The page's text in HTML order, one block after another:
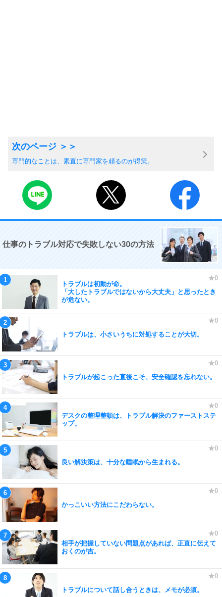
専門的なことは、素直に専門家を頼るのが得策。
仕事のトラブル対応で失敗しない30の方法
トラブルは初動が命。
「大したトラブルではないから大丈夫」と思ったとき
が危ない。
トラブルは、小さいうちに対処することが大切。
トラブルが起こった直後こそ、安全確認を忘れない。
デスクの整理整頓は、トラブル解決のファーストステ
ップ。
良い解決策は、十分な睡眠から生まれる。
かっこいい方法にこだわらない。
相手が把握していない問題点があれば、正直に伝えて
おくのが吉。
トラブルについて話し合うときは、メモが必須。